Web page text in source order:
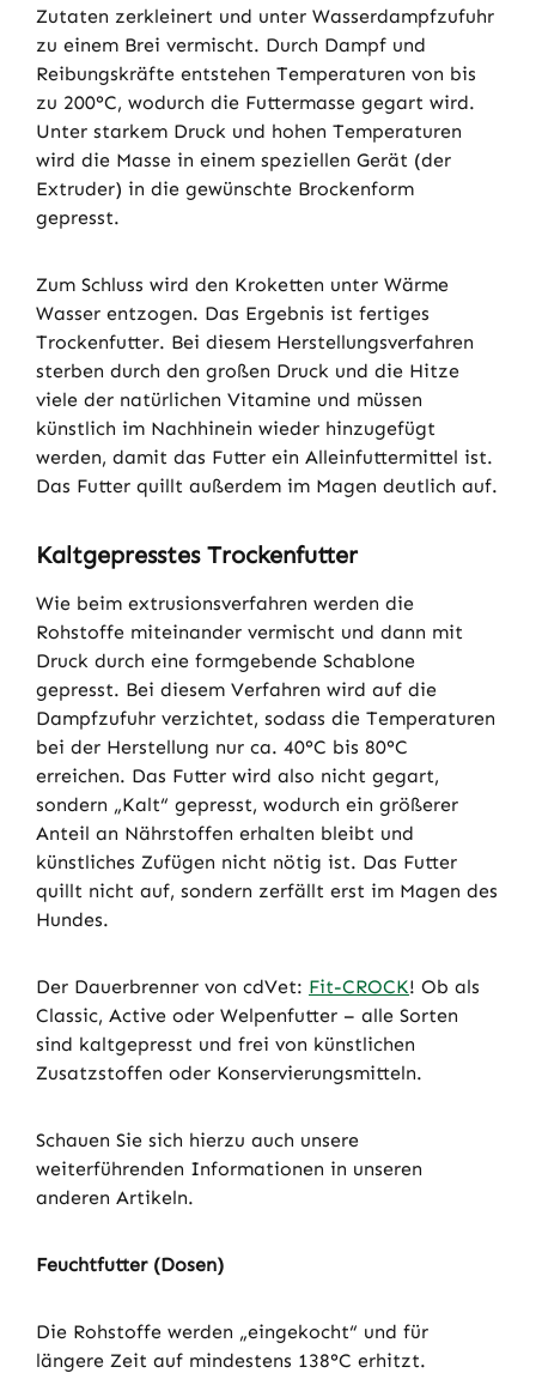
Zutaten zerkleinert und unter Wasserdampfzufuhr
zu einem Brei vermischt. Durch Dampf und
Reibungskräfte entstehen Temperaturen von bis
zu 200°C, wodurch die Futtermasse gegart wird.
Unter starkem Druck und hohen Temperaturen
wird die Masse in einem speziellen Gerät (der
Extruder) in die gewünschte Brockenform
gepresst.
Zum Schluss wird den Kroketten unter Wärme
Wasser entzogen. Das Ergebnis ist fertiges
Trockenfutter. Bei diesem Herstellungsverfahren
sterben durch den großen Druck und die Hitze
viele der natürlichen Vitamine und müssen
künstlich im Nachhinein wieder hinzugefügt
werden, damit das Futter ein Alleinfuttermittel ist.
Das Futter quillt außerdem im Magen deutlich auf.
Kaltgepresstes Trockenfutter
Wie beim extrusionsverfahren werden die
Rohstoffe miteinander vermischt und dann mit
Druck durch eine formgebende Schablone
gepresst. Bei diesem Verfahren wird auf die
Dampfzufuhr verzichtet, sodass die Temperaturen
bei der Herstellung nur ca. 40°C bis 80°C
erreichen. Das Futter wird also nicht gegart,
sondern „Kalt“ gepresst, wodurch ein größerer
Anteil an Nährstoffen erhalten bleibt und
künstliches Zufügen nicht nötig ist. Das Futter
quillt nicht auf, sondern zerfällt erst im Magen des
Hundes.
Der Dauerbrenner von cdVet: Fit-CROCK! Ob als
Classic, Active oder Welpenfutter – alle Sorten
sind kaltgepresst und frei von künstlichen
Zusatzstoffen oder Konservierungsmitteln.
Schauen Sie sich hierzu auch unsere
weiterführenden Informationen in unseren
anderen Artikeln.
Feuchtfutter (Dosen)
Die Rohstoffe werden „eingekocht“ und für
längere Zeit auf mindestens 138°C erhitzt.